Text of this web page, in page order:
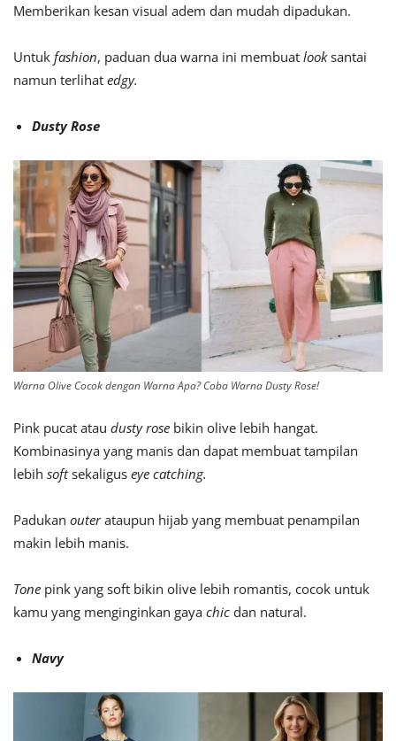
Memberikan kesan visual adem dan mudah dipadukan.
Untuk fashion, paduan dua warna ini membuat looksantai
namun terlihat edgy.
Dusty Rose
Warna Olive Cocok dengan Warna Apa? Coba Warna Dusty Rose!
Pink pucat atau dusty rose bikin olive lebih hangat.
Kombinasinya yang manis dan dapat membuat tampilan
lebih softsekaligus eye catching.
Padukan outerataupun hijab yang membuat penampilan
makin lebih manis.
Tone pink yang soft bikin olive lebih romantis, cocok untuk
kamu yang menginginkan gaya chic dan natural.
Navy